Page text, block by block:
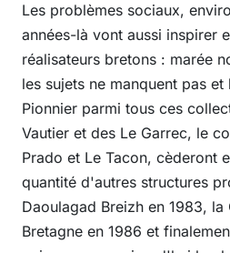
Les problèmes sociaux,
années-là vont aussi inspirer
réalisateurs bretons : marée
les sujets ne manquent pas
Pionnier parmi tous ces
Vautier et des Le Garrec, le
Prado et Le Tacon, cèderont
quantité d'autres structures
Daoulagad Breizh en 1983, la
Bretagne en 1986 et